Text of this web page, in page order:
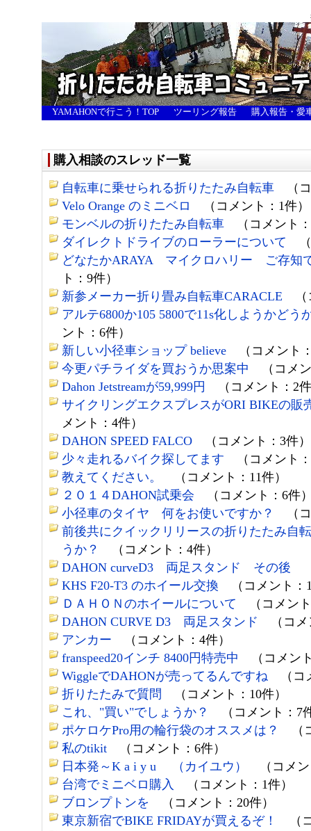
YAMAHONで行こう！TOP ツーリング報告 購入報告・愛
購入相談のスレッド一覧
自転車に乗せられる折りたたみ自転車 （コ
Velo Orange のミニベロ
（コメント：1件）
モンベルの折りたたみ自転車 （コメント
ダイレクトドライブのローラーについて （
どなたかARAYA マイクロハリー ご存知
ト：9件）
新参メーカー折り畳み自転車CARACLE （
アルテ6800か105 5800で11s化しようかどう
ント：6件）
新しい小径車ショップ believe （コメント
今更パチライダを買おうか思案中 （コメ
Dahon Jetstreamが59,999円
（コメント：2
サイクリングエクスプレスがORI BIKEの販
メント：4件）
DAHON SPEED FALCO （コメント：3件）
少々走れるバイク探してます （コメント
教えてください。
（コメント：11件）
２０１４DAHON試乗会 （コメント：6件
小径車のタイヤ 何をお使いですか？
（コ
前後共にクイックリリースの折りたたみ自
うか？
（コメント：4件）
DAHON curveD3 両足スタンド その後
KHS F20-T3 のホイール交換 （コメント：
ＤＡＨＯＮのホイールについて （コメン
DAHON CURVE D3 両足スタンド （コメ
アンカー （コメント：4件）
franspeed20インチ 8400円特売中 （コメン
WiggleでDAHONが売ってるんですね （コ
折りたたみで質問 （コメント：10件）
これ、"買い"でしょうか？
（コメント：7
ポケロケPro用の輪行袋のオススメは？
（
私のtikit （コメント：6件）
日本発～K a i y u （カイユウ）
（コメン
台湾でミニベロ購入
（コメント：1件）
ブロンプトンを （コメント：20件）
東京新宿でBIKE FRIDAYが買えるぞ！
（